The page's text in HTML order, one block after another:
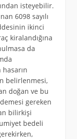
isteyebilir.
6098 sayılı
ikinci
kiralandığına
da
hasarın
belirlenmesi,
doğan ve bu
gereken
bilirkişi
bedeli